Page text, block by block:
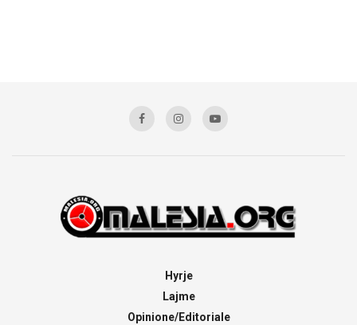
Hyrje
Lajme
Opinione/Editoriale